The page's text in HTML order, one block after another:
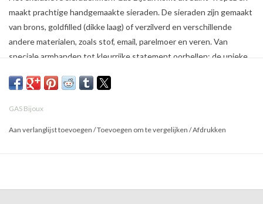
maakt prachtige handgemaakte sieraden. De sieraden zijn gemaakt
van brons, goldfilled (dikke laag) of verzilverd en verschillende
andere materialen, zoals stof, email, parelmoer en veren. Van
speciale armbanden tot kleurrijke statement oorbellen: de unieke
GAS Bijoux
Aan verlanglijst toevoegen /Toevoegen om te vergelijken /Afdrukken